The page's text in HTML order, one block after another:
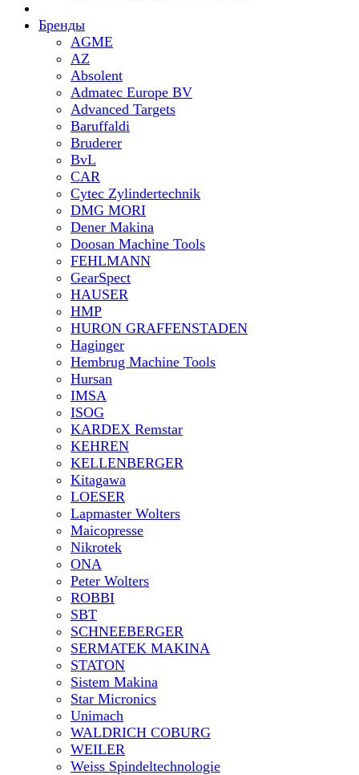
Бренды
AGME
AZ
Absolent
Admatec Europe BV
Advanced Targets
Baruffaldi
Bruderer
BvL
CAR
Cytec Zylindertechnik
DMG MORI
Dener Makina
Doosan Machine Tools
FEHLMANN
GearSpect
HAUSER
HMP
HURON GRAFFENSTADEN
Haginger
Hembrug Machine Tools
Hursan
IMSA
ISOG
KARDEX Remstar
KEHREN
KELLENBERGER
Kitagawa
LOESER
Lapmaster Wolters
Maicopresse
Nikrotek
ONA
Peter Wolters
ROBBI
SBT
SCHNEEBERGER
SERMATEK MAKINA
STATON
Sistem Makina
Star Micronics
Unimach
WALDRICH COBURG
WEILER
Weiss Spindeltechnologie